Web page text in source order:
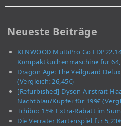
Neueste Beiträge
KENWOOD MultiPro Go
Kompaktküchenmaschine für
Dragon Age: The Veilguard
(Vergleich: 26,45€)
[Refurbished] Dyson Airstrait
Nachtblau/Kupfer für 199€
Tchibo: 15% Extra-Rabatt im
Die Verräter Kartenspiel für